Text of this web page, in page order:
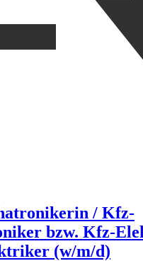
/ Kfz-
bzw. Kfz-
(w/m/d)